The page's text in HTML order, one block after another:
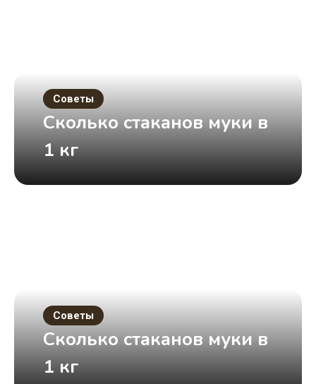
Советы
Сколько стаканов муки в
1 кг
Советы
Сколько стаканов муки в
1 кг